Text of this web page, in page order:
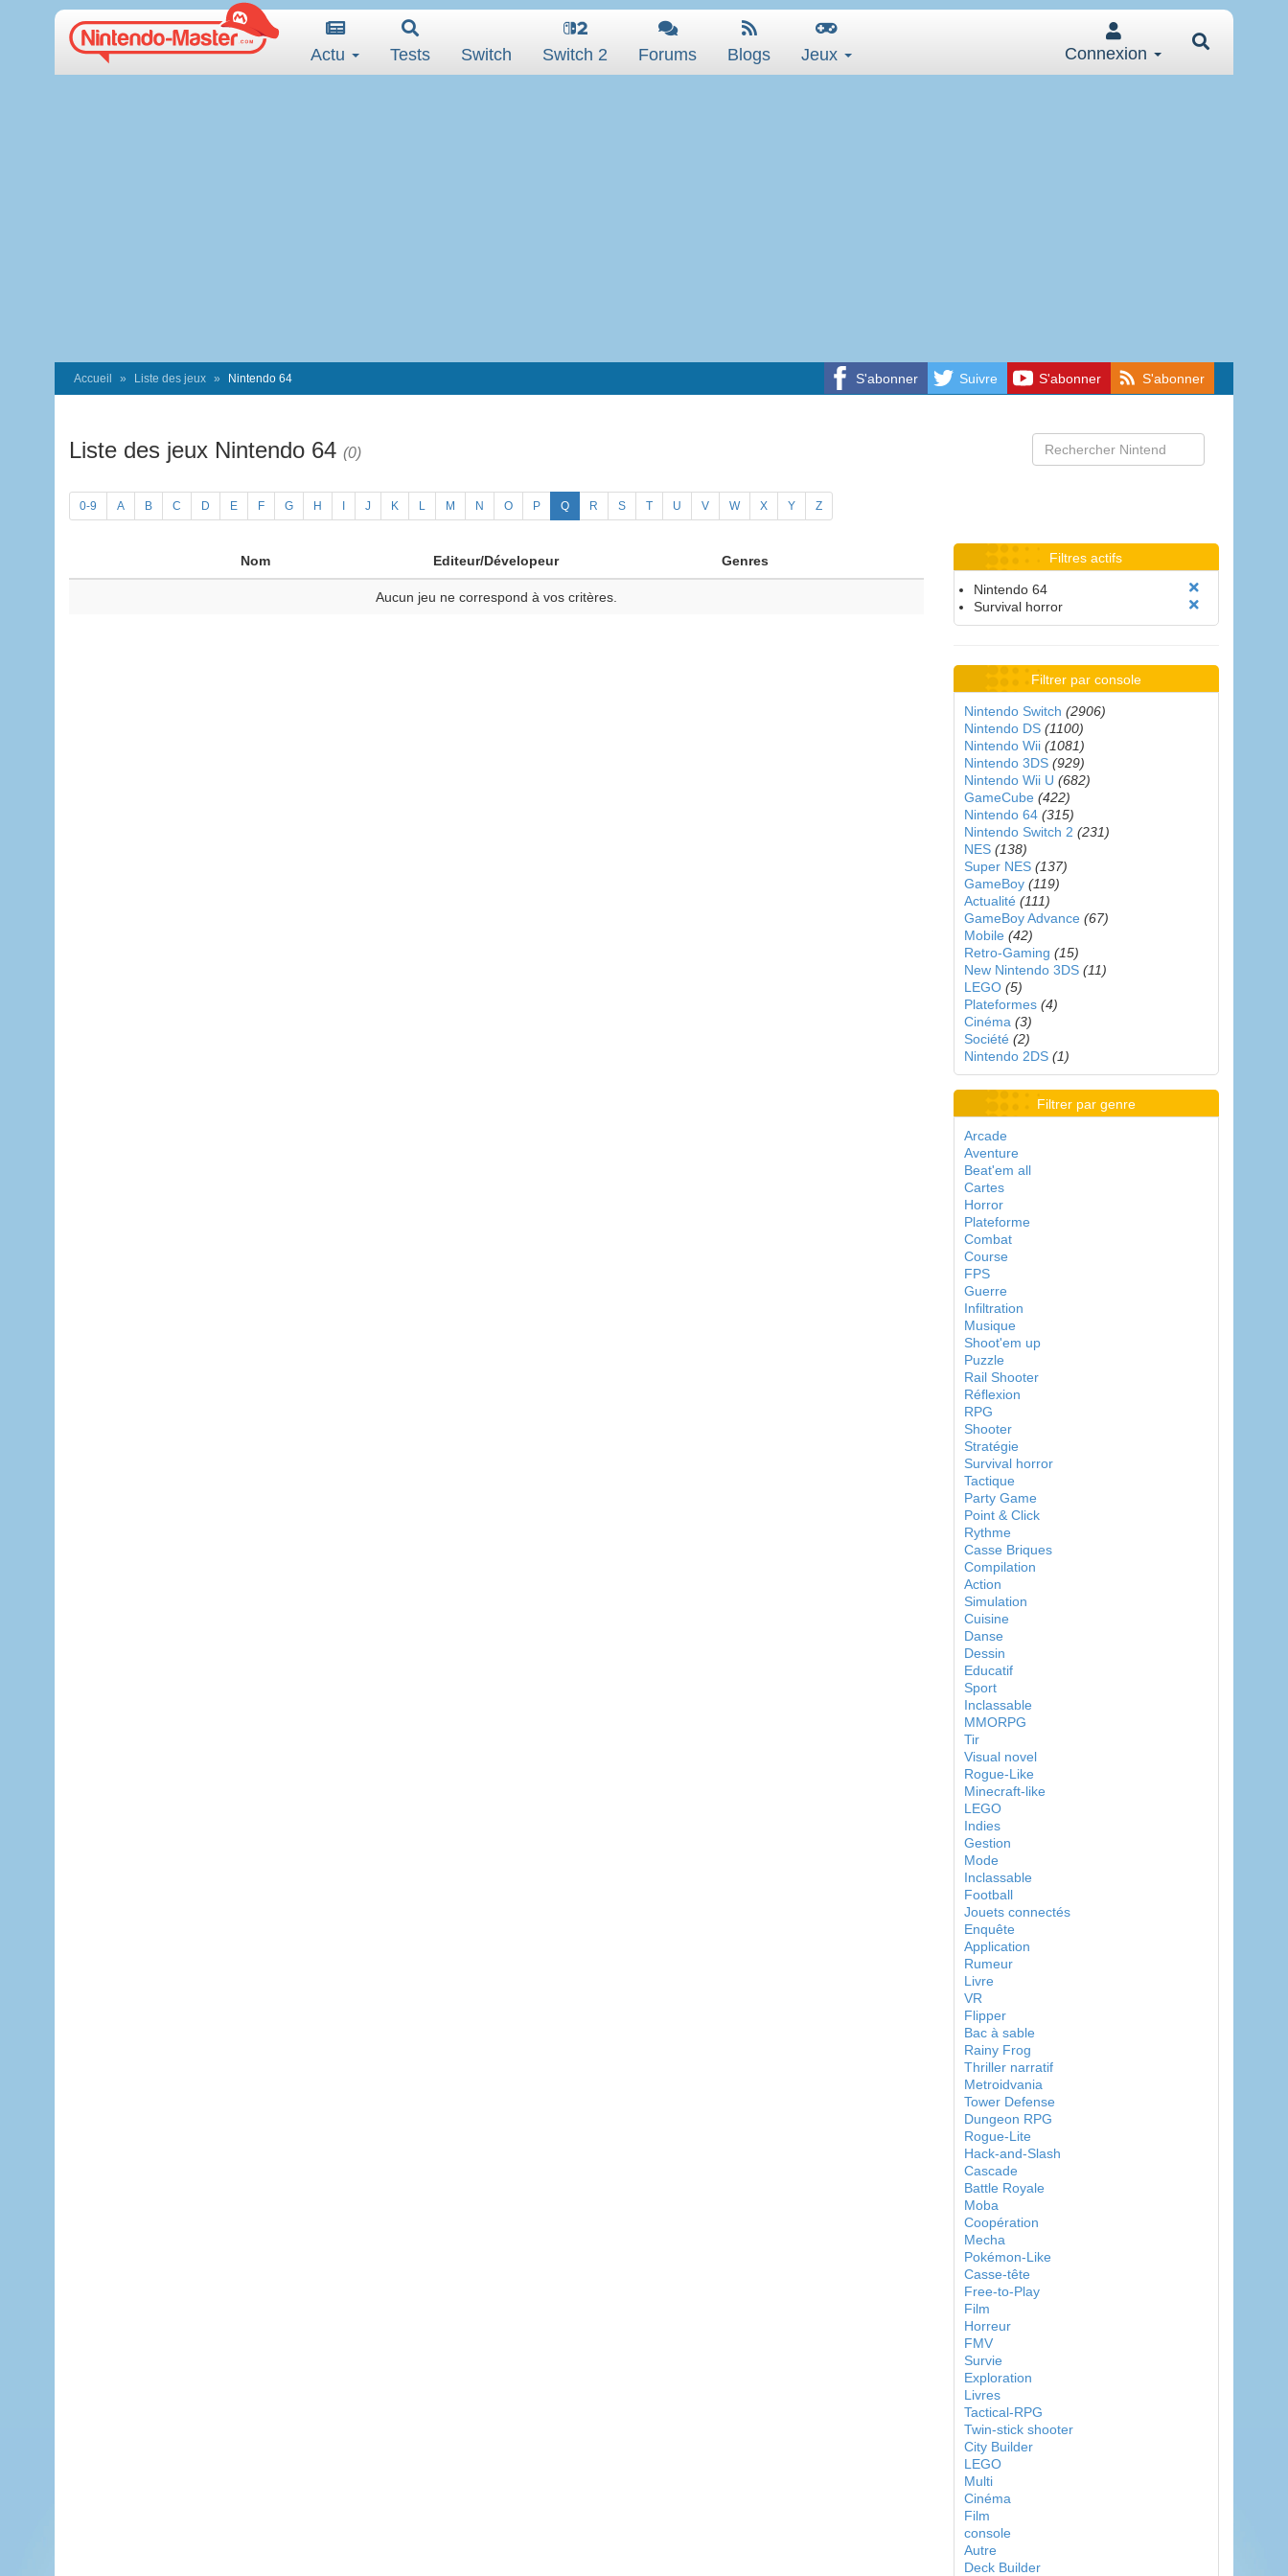
Actu Tests Switch Switch 2 Forums Blogs Jeux Connexion
S'abonner Suivre S'abonner S'abonner
Accueil Liste des jeux Nintendo 64
Liste des jeux Nintendo 64 (0)
0-9 A B C D E F G H J K L M N O P Q R S T U V W X Y Z
Nom Editeur/Dévelopeur Genres
Aucun jeu ne correspond à vos critères.
Filtres actifs
Nintendo 64
Survival horror
Filtrer par console
Nintendo Switch (2906)
Nintendo DS (1100)
Nintendo Wii (1081)
Nintendo 3DS (929)
Nintendo Wii U (682)
GameCube (422)
Nintendo 64 (315)
Nintendo Switch 2 (231)
NES (138)
Super NES (137)
GameBoy (119)
Actualité (111)
GameBoy Advance (67)
Mobile (42)
Retro-Gaming (15)
New Nintendo 3DS (11)
LEGO (5)
Plateformes (4)
Cinéma (3)
Société (2)
Nintendo 2DS (1)
Filtrer par genre
Arcade
Aventure
Beat'em all
Cartes
Horror
Plateforme
Combat
Course
FPS
Guerre
Infiltration
Musique
Shoot'em up
Puzzle
Rail Shooter
Réflexion
RPG
Shooter
Stratégie
Survival horror
Tactique
Party Game
Point & Click
Rythme
Casse Briques
Compilation
Action
Simulation
Cuisine
Danse
Dessin
Educatif
Sport
Inclassable
MMORPG
Tir
Visual novel
Rogue-Like
Minecraft-like
LEGO
Indies
Gestion
Mode
Inclassable
Football
Jouets connectés
Enquête
Application
Rumeur
Livre
VR
Flipper
Bac à sable
Rainy Frog
Thriller narratif
Metroidvania
Tower Defense
Dungeon RPG
Rogue-Lite
Hack-and-Slash
Cascade
Battle Royale
Moba
Coopération
Mecha
Pokémon-Like
Casse-tête
Free-to-Play
Film
Horreur
FMV
Survie
Exploration
Livres
Tactical-RPG
Twin-stick shooter
City Builder
LEGO
Multi
Cinéma
Film
console
Autre
Deck Builder